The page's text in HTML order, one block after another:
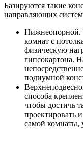
Базируются такие
направляющих
Нижнеопорной.
комнат с
физическую
гипсокартона.
подиумной
способа
чтобы достичь
проектировать
самой комнаты,